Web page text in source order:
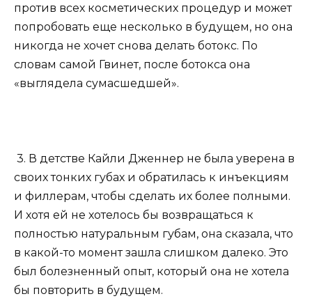
против всех косметических процедур и может
попробовать еще несколько в будущем, но она
никогда не хочет снова делать ботокс. По
словам самой Гвинет, после ботокса она
«выглядела сумасшедшей».
3. В детстве Кайли Дженнер не была уверена в
своих тонких губах и обратилась к инъекциям
и филлерам, чтобы сделать их более полными.
И хотя ей не хотелось бы возвращаться к
полностью натуральным губам, она сказала, что
в какой-то момент зашла слишком далеко. Это
был болезненный опыт, который она не хотела
бы повторить в будущем.